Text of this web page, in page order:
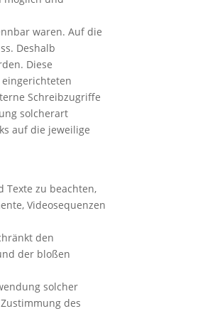
waren. Auf die
Deshalb
Diese
Schreibzugriffe
solcherart
auf die jeweilige
Texte zu beachten,
Videosequenzen
den
der bloßen
solcher
des